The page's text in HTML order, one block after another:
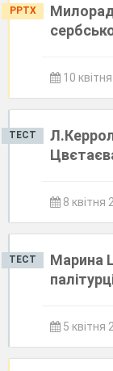
PPTX
Милорад
10
ТЕСТ
8 квітня
ТЕСТ
Марина
5 квітня